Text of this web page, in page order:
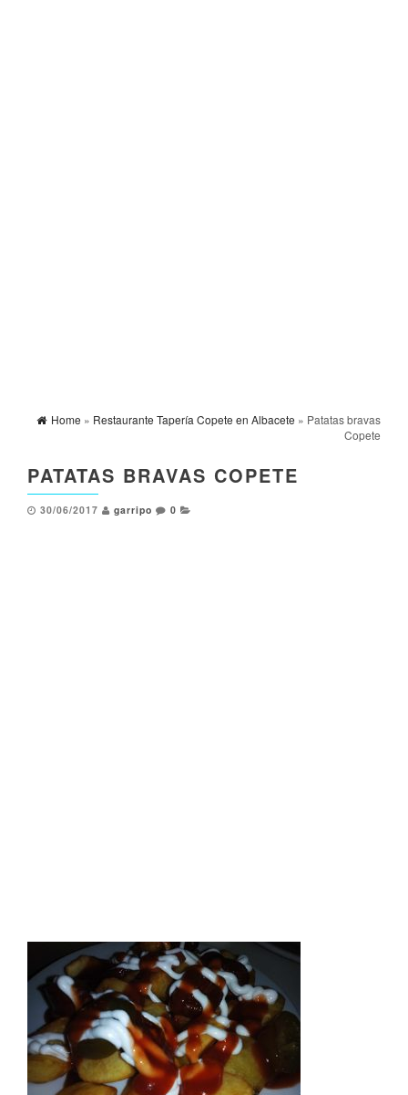
Home » Restaurante Tapería Copete en Albacete » Patatas bravas
Copete
PATATAS BRAVAS COPETE
30/06/2017 garripo 0